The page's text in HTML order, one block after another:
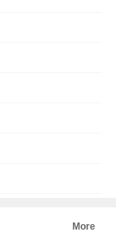
More